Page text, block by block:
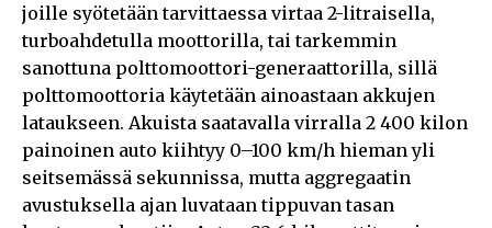
joille syötetään tarvittaessa virtaa 2-litraisella,
turboahdetulla moottorilla, tai tarkemmin
sanottuna polttomoottori-generaattorilla, sillä
polttomoottoria käytetään ainoastaan akkujen
lataukseen. Akuista saatavalla virralla 2 400 kilon
painoinen auto kiihtyy 0–100 km/h hieman yli
seitsemässä sekunnissa, mutta aggregaatin
avustuksella ajan luvataan tippuvan tasan